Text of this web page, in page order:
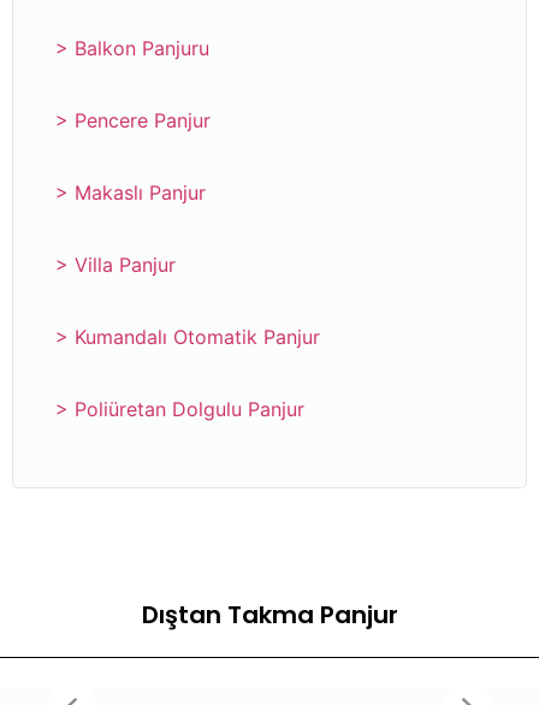
> Balkon Panjuru
> Pencere Panjur
> Makaslı Panjur
> Villa Panjur
> Kumandalı Otomatik Panjur
> Poliüretan Dolgulu Panjur
Dıştan Takma Panjur